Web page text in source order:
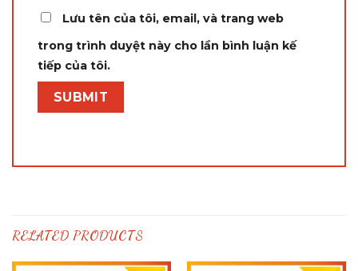
Lưu tên của tôi, email, và trang web
trong trình duyệt này cho lần bình luận kế
tiếp của tôi.
RELATED PRODUCTS